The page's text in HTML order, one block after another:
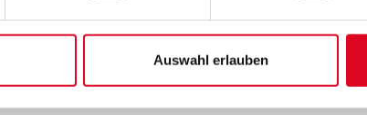
Auswahl erlauben
nahm ich Gitarrenunterricht und